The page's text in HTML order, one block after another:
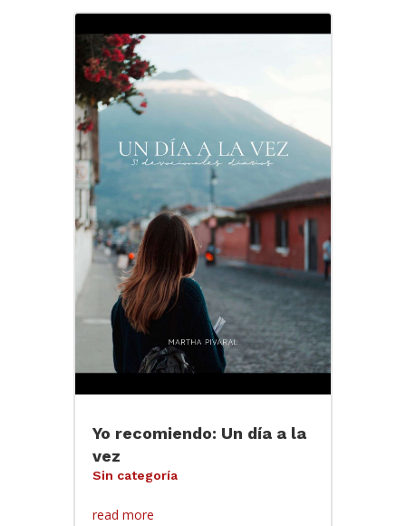
Yo recomiendo: Un día a la
vez
Sin categoría
read more